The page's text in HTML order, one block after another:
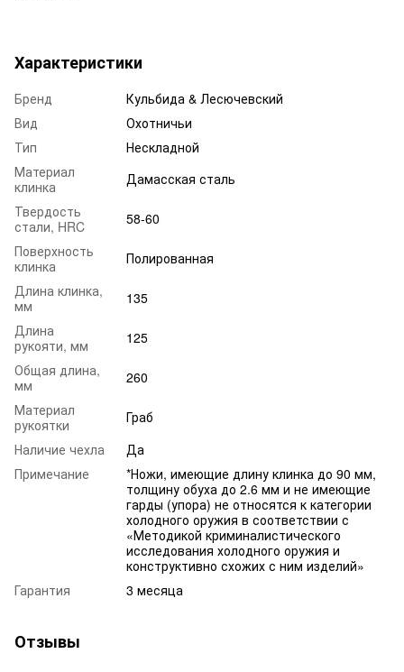
Характеристики
Бренд
Кульбида & Лесючевский
Вид
Охотничьи
Тип
Нескладной
Материал
клинка
Дамасская сталь
Твердость
стали, HRC
58-60
Поверхность
клинка
Полированная
Длина клинка,
мм
135
Длина
рукояти, мм
125
Общая длина,
мм
260
Материал
рукоятки
Граб
Наличие чехла
Да
Примечание
*Ножи, имеющие длину клинка до 90 мм,
толщину обуха до 2.6 мм и не имеющие
гарды (упора) не относятся к категории
холодного оружия в соответствии с
«Методикой криминалистического
исследования холодного оружия и
конструктивно схожих с ним изделий»
Гарантия
3 месяца
Отзывы